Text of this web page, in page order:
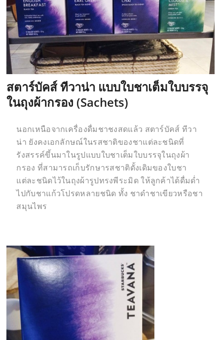
สตาร์บัคส์ ทีวาน่า แบบใบชาเต็มใบบรรจุ
ในถุงผ้ากรอง (Sachets)
นอกเหนือจากเครื่องดื่มชาชงสดแล้ว สตาร์บัคส์ ทีวา
น่า ยังคงเอกลักษณ์ในรสชาติของชาแต่ละชนิดที่
รังสรรค์ขึ้นมาในรูปแบบใบชาเต็มใบบรรจุในถุงผ้า
กรอง ที่สามารถเก็บรักษารสชาติดั้งเดิมของใบชา
แต่ละชนิดไว้ในถุงผ้ารูปทรงพีระมิด ให้ลูกค้าได้ดื่มด่ำ
ไปกับชาแก้วโปรดหลายชนิด ทั้ง ชาดำชาเขียวหรือชา
สมุนไพร